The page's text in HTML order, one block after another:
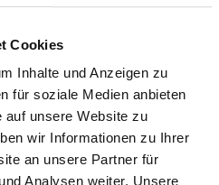
Cookies
Inhalte und Anzeigen zu
für soziale Medien anbieten
auf unsere Website zu
wir Informationen zu Ihrer
an unsere Partner für
Analysen weiter. Unsere
Mit Notfallambulanz
Anfahrt